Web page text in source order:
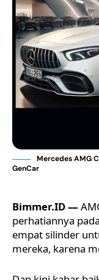
Mercedes AMG
GenCar
Bimmer.ID —
perhatiannya
empat silinder
mereka, karena